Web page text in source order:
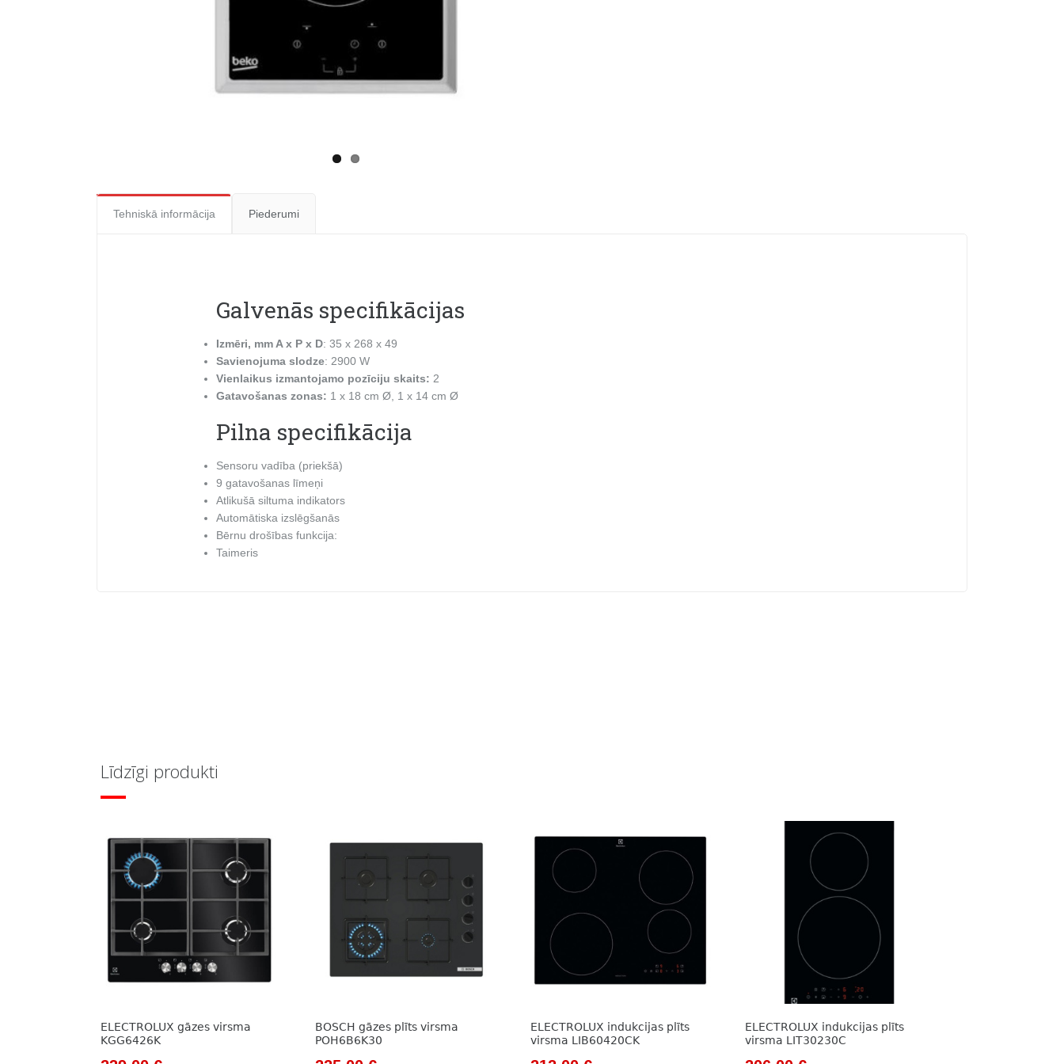
Tehniskā informācija Piederumi
Galvenās specifikācijas
Izmēri, mm A x P x D: 35 x 268 x 49
Savienojuma slodze: 2900 W
Vienlaikus izmantojamo pozīciju skaits: 2
Gatavošanas zonas: 1 x 18 cm Ø, 1 x 14 cm Ø
Pilna specifikācija
Sensoru vadība (priekšā)
9 gatavošanas līmeņi
Atlikušā siltuma indikators
Automātiska izslēgšanās
Bērnu drošības funkcija:
Taimeris
Līdzīgi produkti
ELECTROLUX gāzes virsma
KGG6426K
BOSCH gāzes plīts virsma
POH6B6K30
ELECTROLUX indukcijas plīts
virsma LIB60420CK
ELECTROLUX indukcijas plīts
virsma LIT30230C